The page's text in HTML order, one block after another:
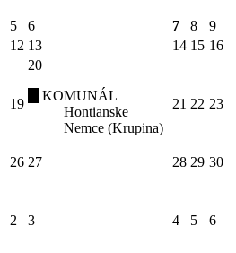
5 6 7 8
9
12 13 14 15 16
19
20
KOMUNÁL
Hontianske
Nemce (Krupina)
21 22 23
26 27 28 29 30
2 3 4 5 6